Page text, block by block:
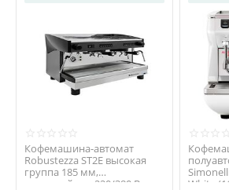
Кофемашина-автомат
Robustezza ST2E высокая
группа 185 мм,
экономайзер, 220/380 В
White